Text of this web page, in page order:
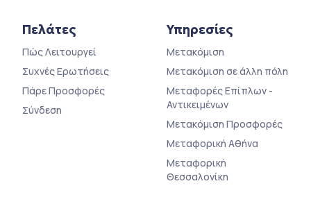
Πελάτες
Πώς Λειτουργεί
Συχνές Ερωτήσεις
Πάρε Προσφορές
Σύνδεση
Υπηρεσίες
Μετακόμιση
Μετακόμιση σε άλλη πόλη
Μεταφορές Επίπλων -
Αντικειμένων
Μετακόμιση Προσφορές
Μεταφορική Αθήνα
Μεταφορική
Θεσσαλονίκη